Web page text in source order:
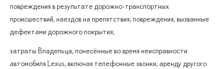
повреждения в результате дорожно-транспортных
происшествий, наездов на препятствия, повреждения, вызванные
дефектами дорожного покрытия;
затраты Владельца, понесённые во время неисправности
автомобиля Lexus, включая телефонные звонки, аренду другого